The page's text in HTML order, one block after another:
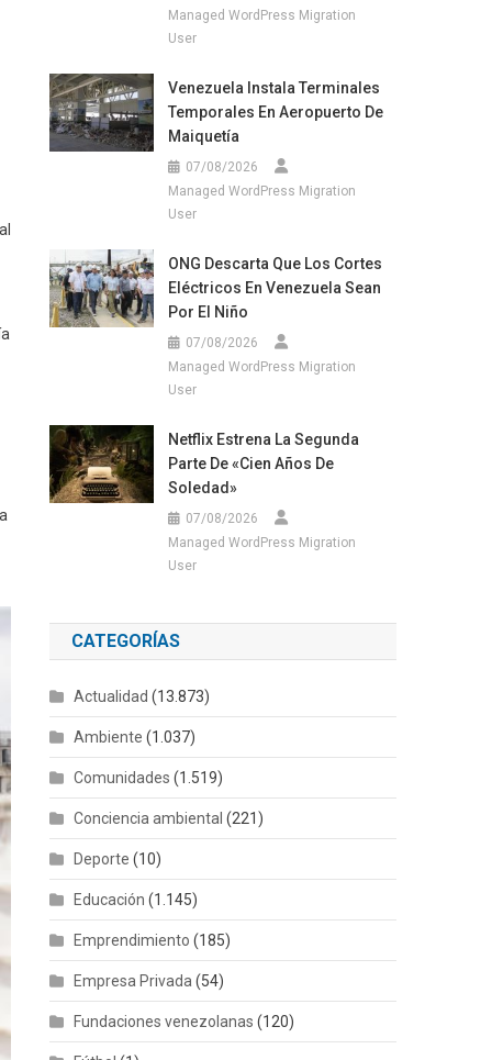
Managed WordPress Migration
User
Venezuela Instala Terminales
Temporales En Aeropuerto De
Maiquetía
07/08/2026
Managed WordPress Migration
User
ONG Descarta Que Los Cortes
Eléctricos En Venezuela Sean
Por El Niño
07/08/2026
Managed WordPress Migration
User
Netflix Estrena La Segunda
Parte De «Cien Años De
Soledad»
07/08/2026
Managed WordPress Migration
User
CATEGORÍAS
Actualidad (13.873)
Ambiente (1.037)
Comunidades (1.519)
Conciencia ambiental (221)
Deporte (10)
Educación (1.145)
Emprendimiento (185)
Empresa Privada (54)
Fundaciones venezolanas (120)